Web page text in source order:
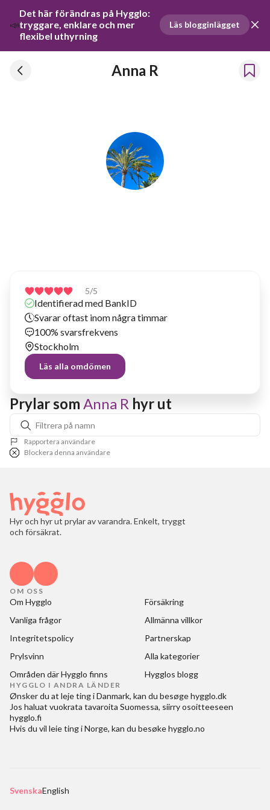
📣
Det här förändras på Hygglo:
tryggare, enklare och mer
flexibel uthyrning
Läs blogginlägget
Anna R
5/5
Identifierad med BankID
Svarar oftast inom några timmar
100% svarsfrekvens
Stockholm
Läs alla omdömen
Prylar som Anna R hyr ut
Rapportera användare
Blockera denna användare
Hyr och hyr ut prylar av varandra. Enkelt, tryggt
och försäkrat.
OM OSS
Om Hygglo
Försäkring
Vanliga frågor
Allmänna villkor
Integritetspolicy
Partnerskap
Prylsvinn
Alla kategorier
Områden där Hygglo finns
Hygglos blogg
HYGGLO I ANDRA LÄNDER
Ønsker du at leje ting i Danmark, kan du besøgehygglo.dk
Jos haluat vuokrata tavaroita Suomessa, siirry osoitteeseen
hygglo.fi
Hvis du vil leie ting i Norge, kan du besøkehygglo.no
SvenskaEnglish